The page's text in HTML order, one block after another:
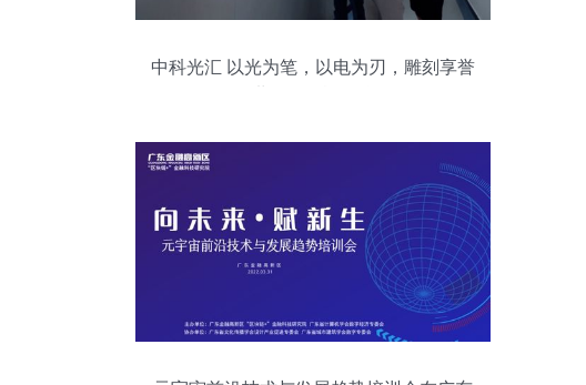
中科光汇 以光为笔，以电为刃，雕刻享誉